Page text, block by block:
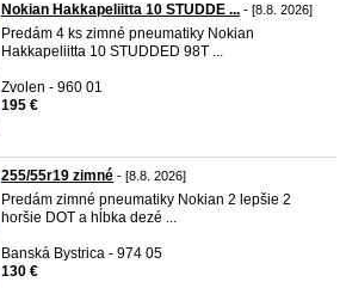
Nokian Hakkapeliitta 10 STUDDE ... - [8.8. 2026]
Predám 4 ks zimné pneumatiky Nokian
Hakkapeliitta 10 STUDDED 98T ...
Zvolen - 960 01
195 €
255/55r19 zimné - [8.8. 2026]
Predám zimné pneumatiky Nokian 2 lepšie 2
horšie DOT a hĺbka dezé ...
Banská Bystrica - 974 05
130 €